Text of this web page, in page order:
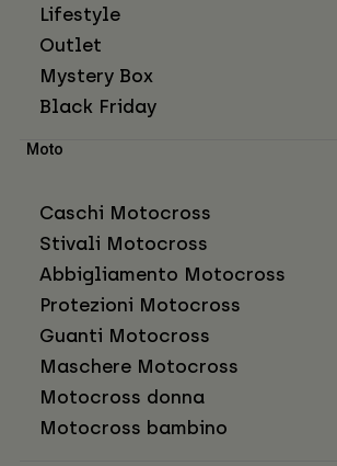
Lifestyle
Outlet
Mystery Box
Black Friday
Moto
Caschi Motocross
Stivali Motocross
Abbigliamento Motocross
Protezioni Motocross
Guanti Motocross
Maschere Motocross
Motocross donna
Motocross bambino